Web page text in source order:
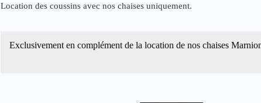
Location des coussins avec nos chaises uniquement.
Exclusivement en complément de la location de nos chaises